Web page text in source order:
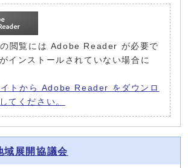
閲覧には Adobe Reader が必要で
インストールされていない場合に
トから Adobe Reader をダウンロ
てください。
域展開協議会